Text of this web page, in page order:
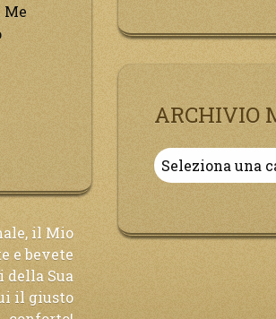
Me
il Mio
e bevete
della Sua
il giusto
ARCHIVIO
Archivio
Messaggi